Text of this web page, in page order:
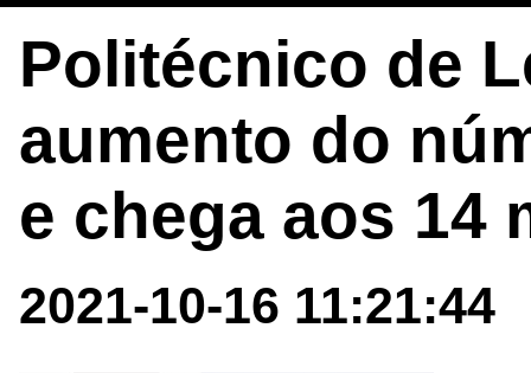
Politécnico de
aumento do
e chega aos 14
2021-10-16 11:21:44